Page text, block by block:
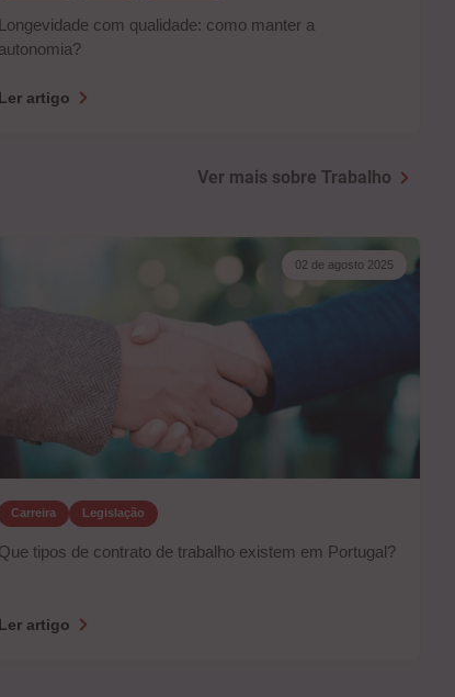
Longevidade com qualidade: como manter a
autonomia?
Ler artigo
Ver mais sobre Trabalho
02 de agosto 2025
Carreira Legislação
Que tipos de contrato de trabalho existem em Portugal?
Ler artigo